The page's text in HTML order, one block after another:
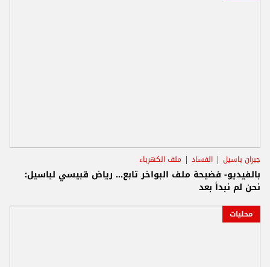
جبران باسيل الفساد ملف الكهرباء
بالفيديو- فضيحة ملف البواخر تابع... رياض قبيسي لباسيل:
نحن لم نبدأ بعد
محليات